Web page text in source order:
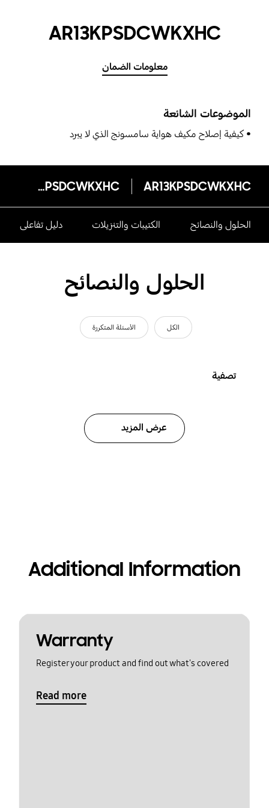
AR13KPSDCWKXHC
معلومات الضمان
الموضوعات الشائعة
كيفية إصلاح مكيف هواية سامسونج الذي لا يبرد
AR13KPSDCWKXHC
AR13KPSDCWKXHC
الحلول والنصائح الكتيبات والتنزيلات دليل تفاعلى
الحلول والنصائح
الكل الأسئلة المتكررة
تصفية
عرض المزيد
Additional Information
Warranty
Register your product and find out what's covered
Read more